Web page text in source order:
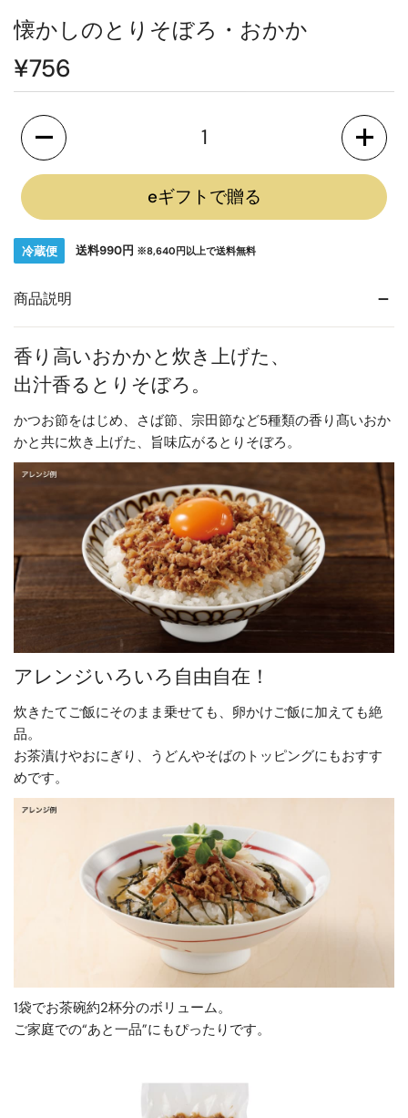
懐かしのとりそぼろ・おかか
通
常
格
¥756
懐かしのとりそぼろ・おかかの数量を減らします 懐か
eギフトで贈る
冷蔵便 送料990円 ※8,640円以上で送料無料
商品説明
香り高いおかかと炊き上げた、
出汁香るとりそぼろ。
かつお節をはじめ、さば節、宗田節など5種類の香り髙いおか
かと共に炊き上げた、旨味広がるとりそぼろ。
アレンジいろいろ自由自在！
炊きたてご飯にそのまま乗せても、卵かけご飯に加えても絶
品。
お茶漬けやおにぎり、うどんやそばのトッピングにもおすす
めです。
1袋でお茶碗約2杯分のボリューム。
ご家庭での“あと一品”にもぴったりです。